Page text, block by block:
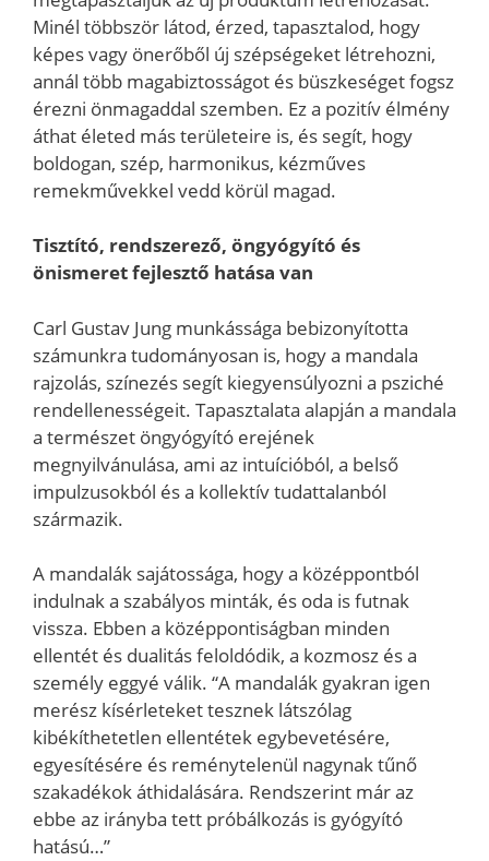
Minél többször látod, érzed, tapasztalod, hogy
képes vagy önerőből új szépségeket létrehozni,
annál több magabiztosságot és büszkeséget fogsz
érezni önmagaddal szemben. Ez a pozitív élmény
áthat életed más területeire is, és segít, hogy
boldogan, szép, harmonikus, kézműves
remekművekkel vedd körül magad.
Tisztító, rendszerező, öngyógyító és
önismeret fejlesztő hatása van
Carl Gustav Jung munkássága bebizonyította
számunkra tudományosan is, hogy a mandala
rajzolás, színezés segít kiegyensúlyozni a psziché
rendellenességeit. Tapasztalata alapján a mandala
a természet öngyógyító erejének
megnyilvánulása, ami az intuícióból, a belső
impulzusokból és a kollektív tudattalanból
származik.
A mandalák sajátossága, hogy a középpontból
indulnak a szabályos minták, és oda is futnak
vissza. Ebben a középpontiságban minden
ellentét és dualitás feloldódik, a kozmosz és a
személy eggyé válik. “A mandalák gyakran igen
merész kísérleteket tesznek látszólag
kibékíthetetlen ellentétek egybevetésére,
egyesítésére és reménytelenül nagynak tűnő
szakadékok áthidalására. Rendszerint már az
ebbe az irányba tett próbálkozás is gyógyító
hatású…”